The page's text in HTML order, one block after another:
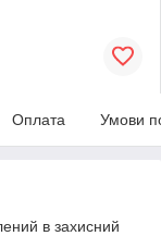
Оплата Умови
в захисний